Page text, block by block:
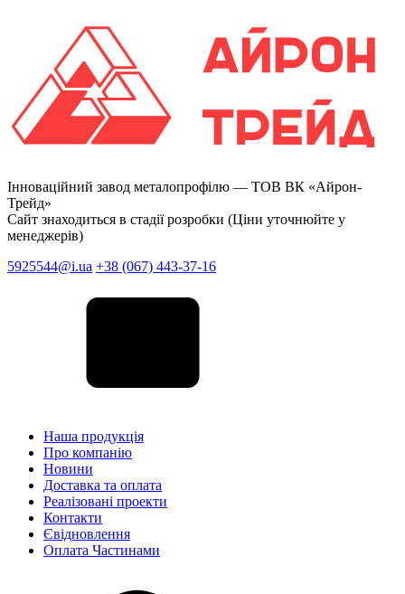
Інноваційний завод металопрофілю — ТОВ ВК «Айрон-
Трейд»
Сайт знаходиться в стадії розробки (Ціни уточнюйте у
менеджерів)
5925544@i.ua +38 (067) 443-37-16
Наша продукція
Про компанію
Новини
Доставка та оплата
Реалізовані проекти
Контакти
Євідновлення
Оплата Частинами